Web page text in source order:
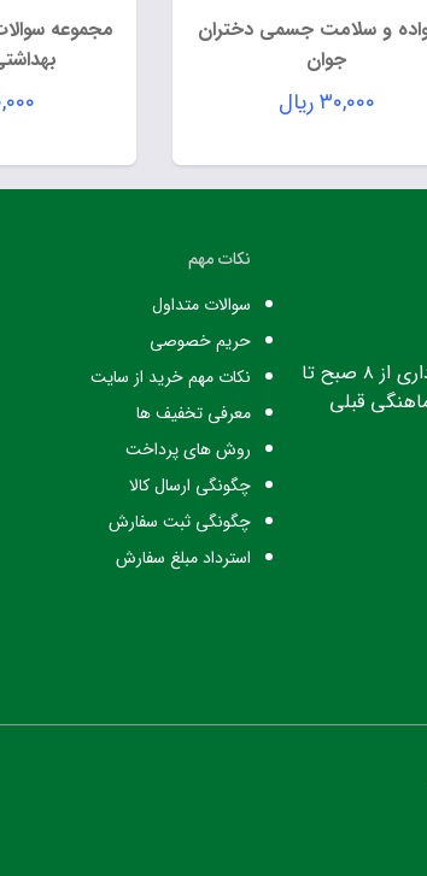
و سلامت جسمی دختران
جوان
۳۰,۰۰۰ریال
مجموعه
ساعت کاری: ساعت اداری از ۸ صبح تا
نکات مهم
سوالات متداول
حریم خصوصی
نکات مهم خرید از سایت
معرفی تخفیف ها
روش های پرداخت
چگونگی ارسال کالا
چگونگی ثبت سفارش
استرداد مبلغ سفارش